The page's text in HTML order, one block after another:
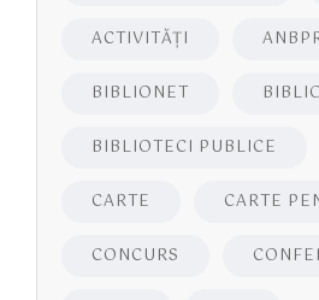
ACTIVITĂŢI
BIBLIONET
BIBLIOTECI PUBLICE
CARTE CARTE
CONCURS